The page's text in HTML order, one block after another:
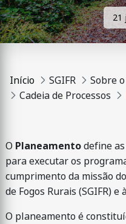
21
Início SGIFR
Sobre o
Cadeia de Processos
O Planeamentodefine
para executar os
cumprimento da missão
de Fogos Rurais (SGIFR)
O planeamento é